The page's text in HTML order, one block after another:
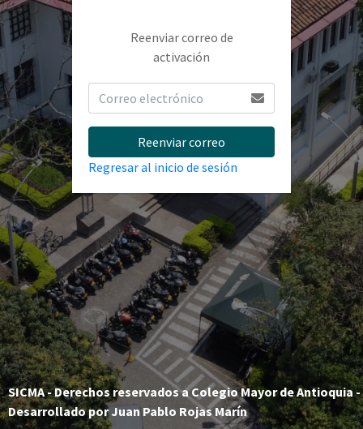
Reenviar correo de
activación
Reenviar correo
Regresar al inicio de sesión
SICMA - Derechos reservados a Colegio Mayor de Antioquia -
Desarrollado por Juan Pablo Rojas Marín